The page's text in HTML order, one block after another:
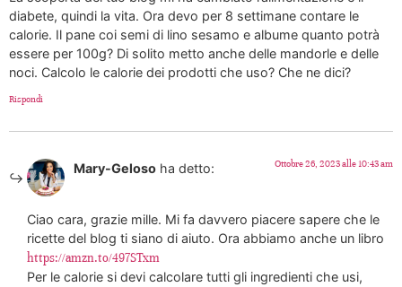
diabete, quindi la vita. Ora devo per 8 settimane contare le
calorie. Il pane coi semi di lino sesamo e albume quanto potrà
essere per 100g? Di solito metto anche delle mandorle e delle
noci. Calcolo le calorie dei prodotti che uso? Che ne dici?
Rispondi
Mary-Geloso ha detto: Ottobre 26, 2023 alle 10:43 am
Ciao cara, grazie mille. Mi fa davvero piacere sapere che le
ricette del blog ti siano di aiuto. Ora abbiamo anche un libro
https://amzn.to/497STxm
Per le calorie si devi calcolare tutti gli ingredienti che usi,